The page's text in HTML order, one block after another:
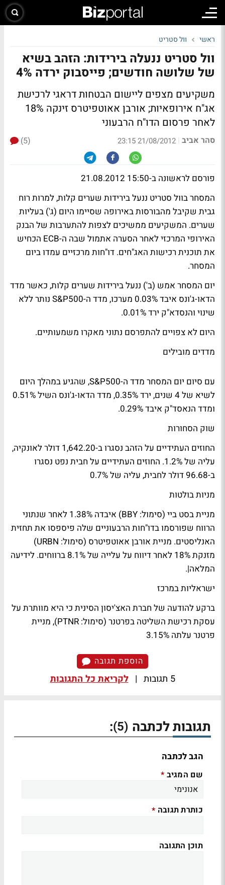
ראשי וול סטריט
וול סטריט ננעלה בירידות: הזהב בשיא
של שלושה חודשים; פייסבוק ירדה 4%
משקיעים מצפים ליישום הבטחות דראגי לרכישת
אג"ח אירופאיות; אורבן אאוטפיטרס זינקה 18%
לאחר פרסום הדו"ח הרבעוני
סהר אביב |
21/08/2012 23:15
(5)
פורסם לראשונה ב-15:50 21.08.2012
המסחר בוול סטריט ננעל בירידות שערים קלות, למרות רוח
גבית שקיבל מהבורסות באירופה שסיימו היום (ג') בעליות
שערים. המשקיעים ממשיכים לצפות להתערבות של הבנק
האירופי המרכזי לאחר הסערה אתמול שבה ה-ECB הכחיש
את תוכנית רכישות האג"חים. דו"חות מרכזיים עמדו ביום
המסחר.
יום המסחר אמש (ב') ננעל בירידות שערים קלות, כאשר מדד
הדאו-ג'ונס איבד 0.03% מערכו, מדד ה-S&P500 נותר ללא
שינוי והנסדא"ק ירד 0.01%.
היום לא צפויים להתפרסם נתוני מאקרו משמעותיים.
מדדים מובילים
עם סיום יום המסחר מדד ה-S&P500, שהגיע במהלך היום
לשיא של 4 שנים, ירד 0.35%, מדד הדאו-ג'ונס השיל 0.51%
ומדד הנאסד"ק איבד 0.29%.
שוק הסחורות
החוזים העתידיים על הזהב נסגרו ב-1,642.20 דולר לאונקיה,
עליה של 1.2%. החוזים העתידיים על חבית נפט נסגרו
ב-96.68 דולר לחבית, עליה של 0.7%
מניות בולטות
מניית בסט ביי (סימול: BBY) איבדה 1.38% לאחר שנתוני
הרווח שפורסמו בדו"חות הרבעוניים שלה פיספסו את תחזית
האנליסטים. מניית אורבן אאוטפיטרס (סימול: URBN)
מזנקת 18% לאחר דיווח על עלייה של 8.1% ברווחים. לידיעה
המלאה|.
ישראליות במרכז
ברקע להודעה של חברת האצ'יסון הסינית כי היא מוותרת על
עסקת רכישת השליטה בפרטנר (סימול: PTNR), מניית
פרטנר עלתה 3.15%
הוספת תגובה
5 תגובות | לקריאת כל התגובות
תגובות לכתבה (5)
:
הגב לכתבה
שם המגיב *
כותרת תגובה *
תוכן התגובה